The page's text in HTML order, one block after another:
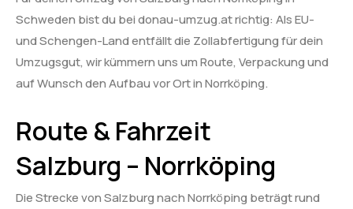
Schweden bist du bei donau-umzug.at richtig: Als EU-
und Schengen-Land entfällt die Zollabfertigung für dein
Umzugsgut, wir kümmern uns um Route, Verpackung und
auf Wunsch den Aufbau vor Ort in Norrköping.
Route & Fahrzeit
Salzburg – Norrköping
Die Strecke von Salzburg nach Norrköping beträgt rund